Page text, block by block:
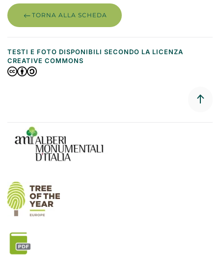
TORNA ALLA SCHEDA
TESTI E FOTO DISPONIBILI SECONDO LA LICENZA
CREATIVE COMMONS